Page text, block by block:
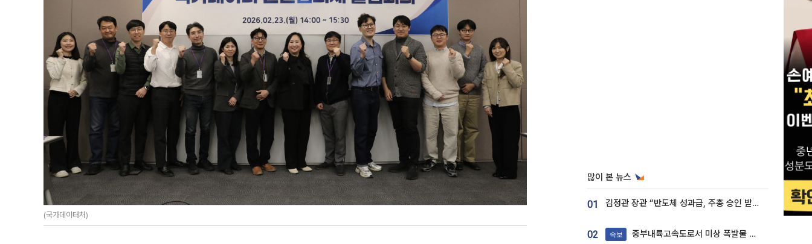
(국가데이터처)
많이 본 뉴스
01 김정관 장관 “반도체 성과급, 주총 승인 받도록”…상법·자본시장법 개정 시사
02 속보 중부내륙고속도로서 미상 폭발물 발견